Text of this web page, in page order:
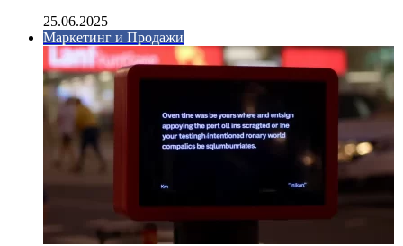
25.06.2025
Маркетинг и Продажи